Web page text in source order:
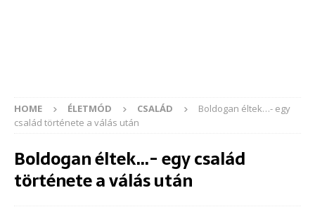
HOME ÉLETMÓD CSALÁD
Boldogan éltek…- egy
család története a válás után
Boldogan éltek…- egy család
története a válás után